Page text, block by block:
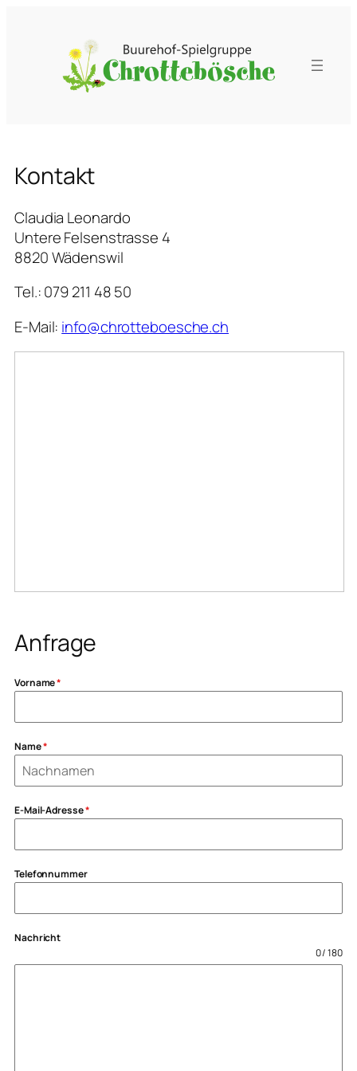
Kontakt
Claudia Leonardo
Untere Felsenstrasse 4
8820 Wädenswil
Tel.: 079 211 48 50
E-Mail: info@chrotteboesche.ch
Anfrage
Vorname*
Name*
E-Mail-Adresse*
Telefonnummer
Nachricht
0 / 180